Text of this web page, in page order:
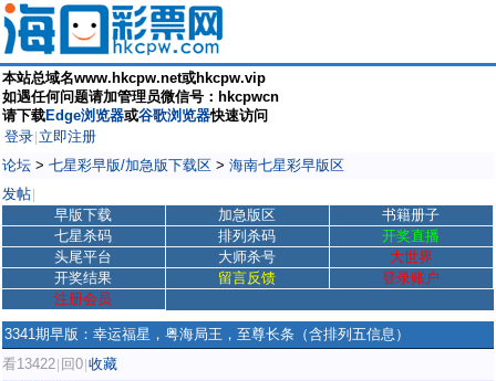
本站总域名www.hkcpw.net或hkcpw.vip
如遇任何问题请加管理员微信号：hkcpwcn
请下载Edge浏览器或谷歌浏览器快速访问
登录 立即注册
论坛 > 七星彩早版/加急版下载区 > 海南七星彩早版区
发帖
早版下载 加急版区
书籍册子
七星杀码
排列杀码
开奖直播
头尾平台
大师杀号
大世界
开奖结果
留言反馈
登录账户
注册会员
3341期早版：幸运福星，粤海局王，至尊长条（含排列五信息）
看13422 回0 收藏